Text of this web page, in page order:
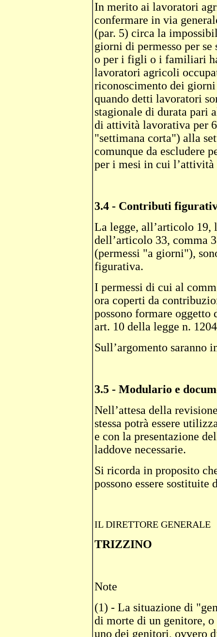
In merito ai lavoratori
confermare in via
(par. 5) circa la
giorni di permesso per
o per i figli o i familiari
lavoratori agricoli
riconoscimento dei
quando detti lavoratori
stagionale di durata pari
di attività lavorativa per
"settimana corta") alla
comunque da escludere
per i mesi in cui
3.4 - Contributi
La legge, all’articolo 19,
dell’articolo 33, comma
(permessi "a giorni"),
figurativa.
I permessi di cui al
ora coperti da
possono formare
art. 10 della legge n.
Sull’argomento saranno
3.5 - Modulario e
Nell’attesa della
stessa potrà essere
e con la presentazione
laddove necessarie.
Si ricorda in proposito
possono essere
IL DIRETTORE GENERALE
TRIZZINO
Note
(1) - La situazione di
di morte di un genitore,
uno dei genitori, ovvero